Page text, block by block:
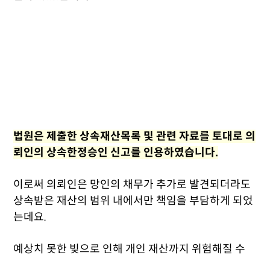
법원은 제출한 상속재산목록 및 관련 자료를 토대로 의
뢰인의 상속한정승인 신고를 인용하였습니다.
이로써 의뢰인은 망인의 채무가 추가로 발견되더라도
상속받은 재산의 범위 내에서만 책임을 부담하게 되었
는데요.
예상치 못한 빚으로 인해 개인 재산까지 위험해질 수